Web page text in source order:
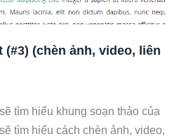
(chèn ảnh, video, liên
tìm hiểu khung soạn thảo của
tìm hiểu cách chèn ảnh, video,